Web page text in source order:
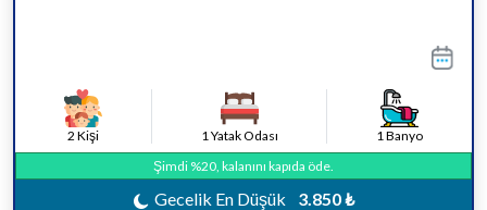
2 Kişi 1 Yatak Odası
1 Banyo
Şimdi %20, kalanını kapıda öde.
Gecelik En Düşük 3.850 ₺